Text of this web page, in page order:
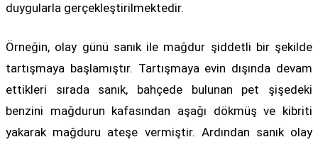
duygularla gerçekleştirilmektedir.
Örneğin, olay günü sanık ile mağdur şiddetli bir şekilde
tartışmaya başlamıştır. Tartışmaya evin dışında devam
ettikleri sırada sanık, bahçede bulunan pet şişedeki
benzini mağdurun kafasından aşağı dökmüş ve kibriti
yakarak mağduru ateşe vermiştir. Ardından sanık olay